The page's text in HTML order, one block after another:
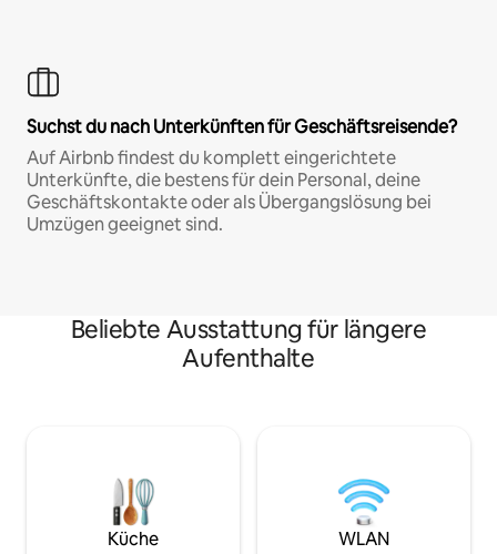
Suchst du nach Unterkünften für Geschäftsreisende?
Auf Airbnb findest du komplett eingerichtete
Unterkünfte, die bestens für dein Personal, deine
Geschäftskontakte oder als Übergangslösung bei
Umzügen geeignet sind.
Beliebte Ausstattung für längere
Aufenthalte
Küche WLAN